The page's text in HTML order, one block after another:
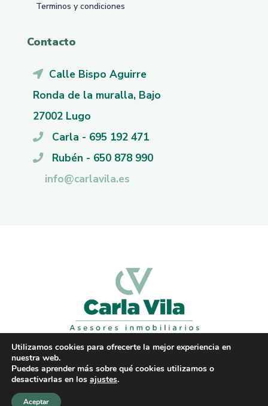
Terminos y condiciones
Contacto
Calle Bispo Aguirre
Ronda de la muralla, Bajo
27002 Lugo
Carla - 695 192 471
Rubén - 650 878 990
info@carlavila.es
© Carla Vila - Todos los derechos reservados
Utilizamos cookies para ofrecerte la mejor experiencia en
nuestra web.
Puedes aprender más sobre qué cookies utilizamos o
desactivarlas en los ajustes.
Aceptar